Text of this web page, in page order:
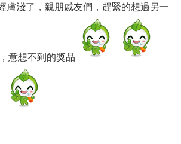
膚淺了，親朋戚友們，趕緊的想過另一
意想不到的獎品